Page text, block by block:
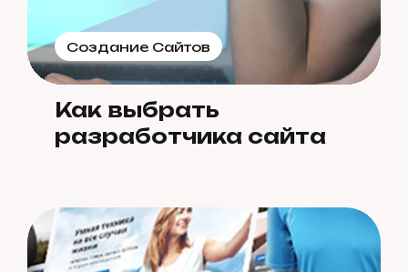
Создание Сайтов
Как выбрать
разработчика сайта